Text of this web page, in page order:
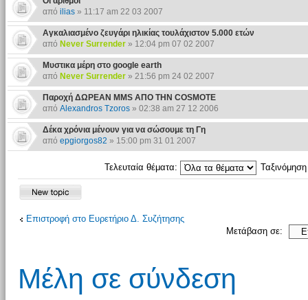
από ilias» 11:17 am 22 03 2007
Αγκαλιασμένο ζευγάρι ηλικίας τουλάχιστον 5.000 ετών
από Never Surrender» 12:04 pm 07 02 2007
Μυστικα μέρη στο google earth
από Never Surrender» 21:56 pm 24 02 2007
Παροχή ΔΩΡΕΑΝ ΜΜS AΠΟ ΤΗΝ COSMOTE
από Alexandros Tzoros» 02:38 am 27 12 2006
Δέκα χρόνια μένουν για να σώσουμε τη Γη
από epgiorgos82 » 15:00 pm 31 01 2007
Τελευταία θέματα:
Επιστροφή στο Ευρετήριο Δ. Συζήτησης
Μετάβαση σε:
Μέλη σε σύνδεση